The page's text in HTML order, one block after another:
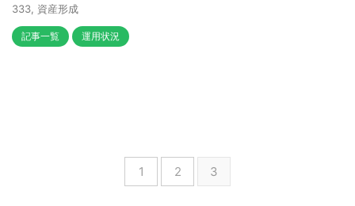
333 資産形成
記事一覧 運用状況
1 2 3